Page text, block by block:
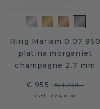
Ring Mariam 0.07 950
platina morganiet
champagne 2.7 mm
€ 955,-€ 1.239,-
Excl. Tax & BTW